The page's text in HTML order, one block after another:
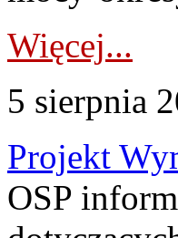
Więcej...
5 sierpnia
Projekt
OSP